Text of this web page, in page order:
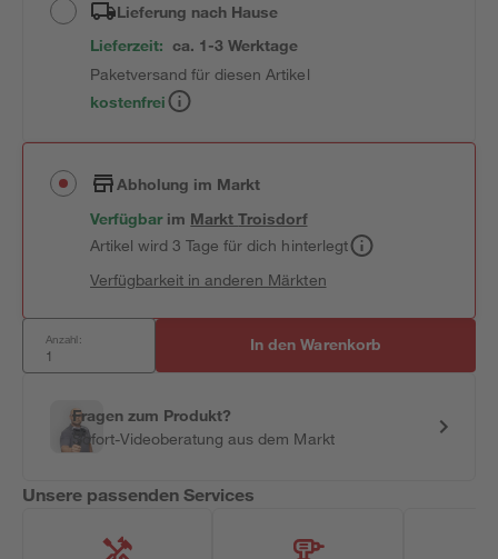
Lieferung nach Hause
Lieferzeit: ca. 1-3 Werktage
Paketversand für diesen Artikel
kostenfrei
Abholung im Markt
Verfügbar im MarktTroisdorf
Artikel wird 3 Tage für dich hinterlegt
Verfügbarkeit in anderen Märkten
Anzahl: In den Warenkorb
Fragen zum Produkt?
Sofort-Videoberatung aus dem Markt
Unsere passenden Services